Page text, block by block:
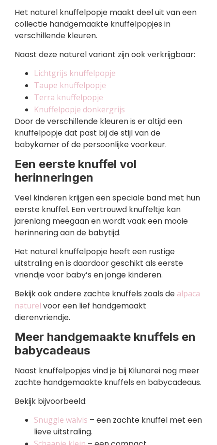
Het naturel knuffelpopje maakt deel uit van een
collectie handgemaakte knuffelpopjes in
verschillende kleuren.
Naast deze naturel variant zijn ook verkrijgbaar:
Lichtgrijs knuffelpopje
Taupe knuffelpopje
Terra knuffelpopje
Knuffelpopje donkergrijs
Door de verschillende kleuren is er altijd een
knuffelpopje dat past bij de stijl van de
babykamer of de persoonlijke voorkeur.
Een eerste knuffel vol
herinneringen
Veel kinderen krijgen een speciale band met hun
eerste knuffel. Een vertrouwd knuffeltje kan
jarenlang meegaan en wordt vaak een mooie
herinnering aan de babytijd.
Het naturel knuffelpopje heeft een rustige
uitstraling en is daardoor geschikt als eerste
vriendje voor baby’s en jonge kinderen.
Bekijk ook andere zachte knuffels zoals de alpaca
naturel voor een lief handgemaakt
dierenvriendje.
Meer handgemaakte knuffels en
babycadeaus
Naast knuffelpopjes vind je bij Kilunarei nog meer
zachte handgemaakte knuffels en babycadeaus.
Bekijk bijvoorbeeld:
Snuggle walvis – een zachte knuffel met een
lieve uitstraling.